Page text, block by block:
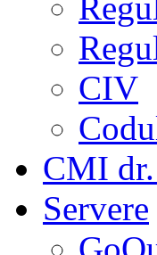
CIV
CMI
Servere